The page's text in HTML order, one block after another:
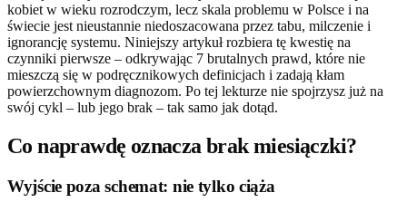
kobiet w wieku rozrodczym, lecz skala problemu w Polsce i na
świecie jest nieustannie niedoszacowana przez tabu, milczenie i
ignorancję systemu. Niniejszy artykuł rozbiera tę kwestię na
czynniki pierwsze – odkrywając 7 brutalnych prawd, które nie
mieszczą się w podręcznikowych definicjach i zadają kłam
powierzchownym diagnozom. Po tej lekturze nie spojrzysz już na
swój cykl – lub jego brak – tak samo jak dotąd.
Co naprawdę oznacza brak miesiączki?
Wyjście poza schemat: nie tylko ciąża